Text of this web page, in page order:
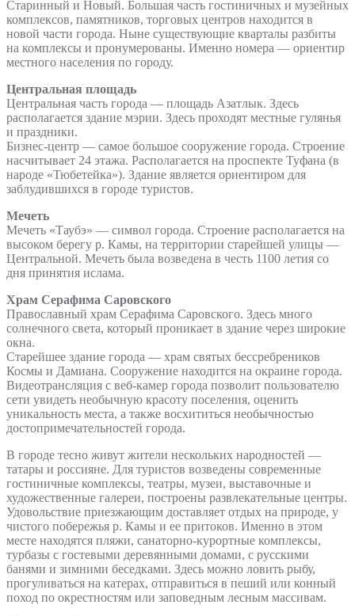
Старинный и Новый. Большая часть гостиничных и музейных
комплексов, памятников, торговых центров находится в
новой части города. Ныне существующие кварталы разбиты
на комплексы и пронумерованы. Именно номера — ориентир
местного населения по городу.
Центральная площадь
Центральная часть города — площадь Азатлык. Здесь
располагается здание мэрии. Здесь проходят местные гулянья
и праздники.
Бизнес-центр — самое большое сооружение города. Строение
насчитывает 24 этажа. Располагается на проспекте Туфана (в
народе «Тюбетейка»). Здание является ориентиром для
заблудившихся в городе туристов.
Мечеть
Мечеть «Таубэ» — символ города. Строение располагается на
высоком берегу р. Камы, на территории старейшей улицы —
Центральной. Мечеть была возведена в честь 1100 летия со
дня принятия ислама.
Храм Серафима Саровского
Православный храм Серафима Саровского. Здесь много
солнечного света, который проникает в здание через широкие
окна.
Старейшее здание города — храм святых бессребреников
Космы и Дамиана. Сооружение находится на окраине города.
Видеотрансляция с веб-камер города позволит пользователю
сети увидеть необычную красоту поселения, оценить
уникальность места, а также восхититься необычностью
достопримечательностей города.
В городе тесно живут жители нескольких народностей —
татары и россияне. Для туристов возведены современные
гостиничные комплексы, театры, музеи, выставочные и
художественные галереи, построены развлекательные центры.
Удовольствие приезжающим доставляет отдых на природе, у
чистого побережья р. Камы и ее притоков. Именно в этом
месте находятся пляжи, санаторно-курортные комплексы,
турбазы с гостевыми деревянными домами, с русскими
банями и зимними беседками. Здесь можно ловить рыбу,
прогуливаться на катерах, отправиться в пеший или конный
поход по окрестностям или заповедным лесным массивам.